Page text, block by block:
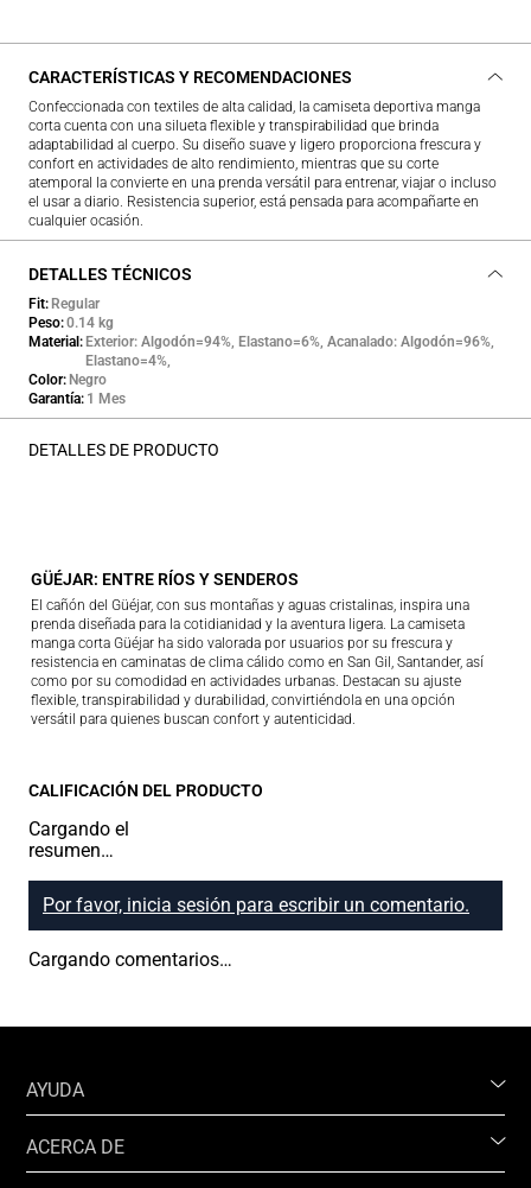
CARACTERÍSTICAS Y RECOMENDACIONES
Confeccionada con textiles de alta calidad, la camiseta deportiva manga
corta cuenta con una silueta flexible y transpirabilidad que brinda
adaptabilidad al cuerpo. Su diseño suave y ligero proporciona frescura y
confort en actividades de alto rendimiento, mientras que su corte
atemporal la convierte en una prenda versátil para entrenar, viajar o incluso
el usar a diario. Resistencia superior, está pensada para acompañarte en
cualquier ocasión.
DETALLES TÉCNICOS
Fit Regular
Peso 0.14 kg
Material
Exterior: Algodón=94%, Elastano=6%, Acanalado: Algodón=96%,
Elastano=4%,
Color Negro
Garantía 1 Mes
DETALLES DE PRODUCTO
GÜÉJAR: ENTRE RÍOS Y SENDEROS
El cañón del Güéjar, con sus montañas y aguas cristalinas, inspira una
prenda diseñada para la cotidianidad y la aventura ligera. La camiseta
manga corta Güéjar ha sido valorada por usuarios por su frescura y
resistencia en caminatas de clima cálido como en San Gil, Santander, así
como por su comodidad en actividades urbanas. Destacan su ajuste
flexible, transpirabilidad y durabilidad, convirtiéndola en una opción
versátil para quienes buscan confort y autenticidad.
CALIFICACIÓN DEL PRODUCTO
Cargando el
resumen…
Por favor, inicia sesión para escribir un comentario.
Cargando comentarios…
AYUDA
ACERCA DE